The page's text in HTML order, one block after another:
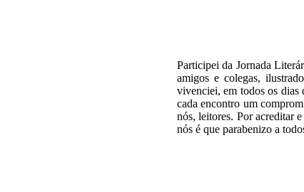
Participei da Jornada
amigos e colegas,
vivenciei, em todos os dias
cada encontro um
nós, leitores. Por acreditar
nós é que parabenizo a